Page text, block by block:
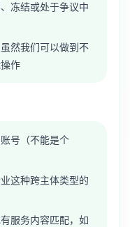
冻结或处于争议中
然我们可以做到不
作
号（不能是个
这种跨主体类型的
服务内容匹配，如